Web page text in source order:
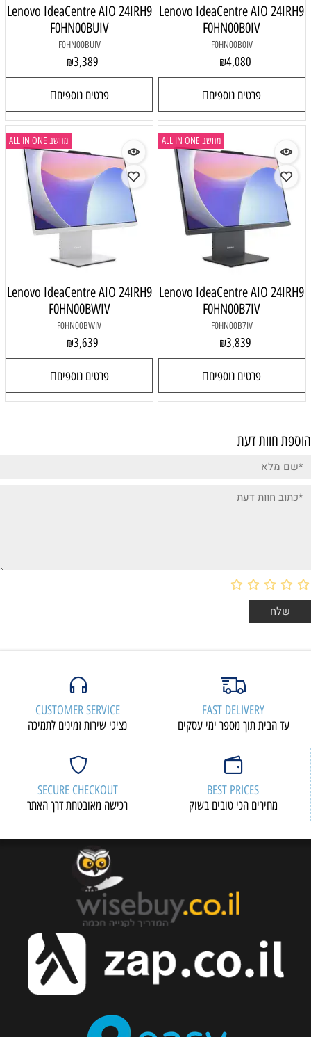
Lenovo IdeaCentre AIO 24IRH9
F0HN00B0IV
F0HN00B0IV
₪4,080
פרטים נוספים
Lenovo IdeaCentre AIO 24IRH9
F0HN00BUIV
F0HN00BUIV
₪3,389
פרטים נוספים
מחשב ALL IN ONE
Lenovo IdeaCentre AIO 24IRH9
F0HN00B7IV
F0HN00B7IV
₪3,839
פרטים נוספים
מחשב ALL IN ONE
Lenovo IdeaCentre AIO 24IRH9
F0HN00BWIV
F0HN00BWIV
₪3,639
פרטים נוספים
הוספת חוות דעת
FAST DELIVERY
עד הבית תוך מספר ימי עסקים
CUSTOMER SERVICE
נציגי שירות זמינים לתמיכה
BEST PRICES
מחירים הכי טובים בשוק
SECURE CHECKOUT
רכישה מאובטחת דרך האתר